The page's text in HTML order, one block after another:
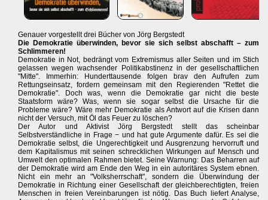
Genauer vorgestellt drei Bücher von Jörg Bergstedt
Die Demokratie überwinden, bevor sie sich selbst abschafft – zum
Schlimmeren!
Demokratie in Not, bedrängt vom Extremismus aller Seiten und im Stich
gelassen wegen wachsender Politikabstinenz in der gesellschaftlichen
"Mitte". Immerhin: Hunderttausende folgen brav den Aufrufen zum
Rettungseinsatz, fordern gemeinsam mit den Regierenden "Rettet die
Demokratie". Doch was, wenn die Demokratie gar nicht die beste
Staatsform wäre? Was, wenn sie sogar selbst die Ursache für die
Probleme wäre? Wäre mehr Demokratie als Antwort auf die Krisen dann
nicht der Versuch, mit Öl das Feuer zu löschen?
Der Autor und Aktivist Jörg Bergstedt stellt das scheinbar
Selbstverständliche in Frage − und hat gute Argumente dafür. Es sei die
Demokratie selbst, die Ungerechtigkeit und Ausgrenzung hervorruft und
dem Kapitalismus mit seinen schrecklichen Wirkungen auf Mensch und
Umwelt den optimalen Rahmen bietet. Seine Warnung: Das Beharren auf
der Demokratie wird am Ende den Weg in ein autoritäres System ebnen.
Nicht ein mehr an "Volksherrschaft", sondern die Überwindung der
Demokratie in Richtung einer Gesellschaft der gleichberechtigten, freien
Menschen in freien Vereinbarungen ist nötig. Das Buch liefert Analyse,